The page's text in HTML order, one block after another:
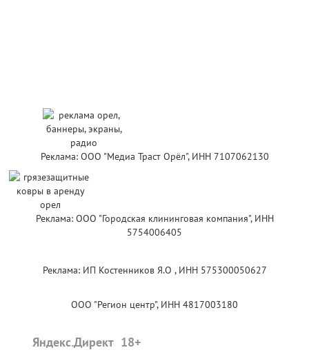
Реклама: ООО "Медиа Траст Орёл", ИНН 7107062130
Реклама: ООО "Городская клининговая компания", ИНН
5754006405
Реклама: ИП Костенников Я.О , ИНН 575300050627
ООО "Регион центр", ИНН 4817003180
Яндекс.Директ